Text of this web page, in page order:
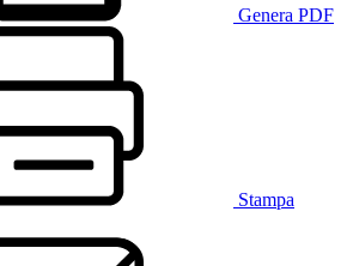
Genera PDF
Stampa